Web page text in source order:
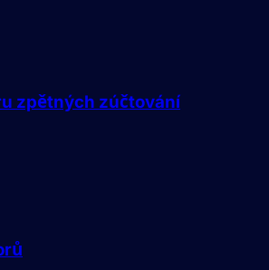
zpětných zúčtování